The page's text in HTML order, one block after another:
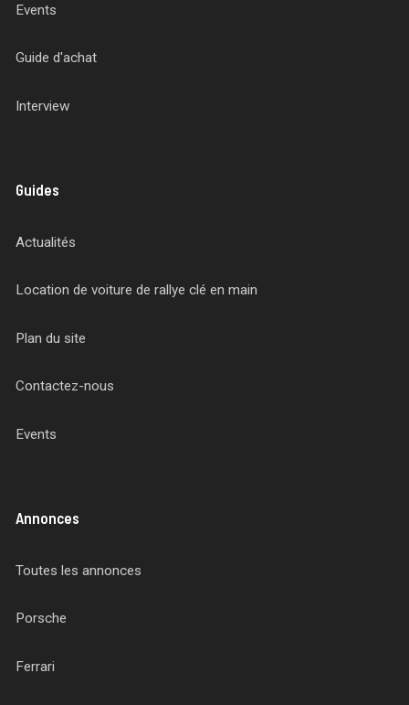
Events
Guide d'achat
Interview
Guides
Actualités
Location de voiture de rallye clé en main
Plan du site
Contactez-nous
Events
Annonces
Toutes les annonces
Porsche
Ferrari